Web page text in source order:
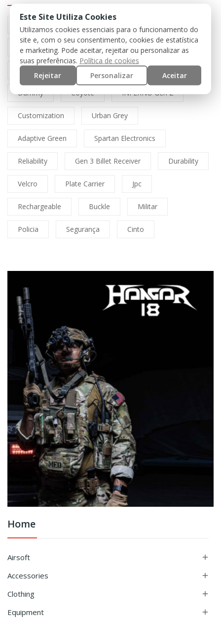
Preto Black
Multicam Mfh Boné Cordura
Lasercut Spitfire Direct Action
Dummy Coyote INFERNO Gen 2
Customization Urban Grey
Adaptive Green Spartan Electronics
Reliability Gen 3 Billet Receiver Durability
Velcro Plate Carrier Jpc
Rechargeable Buckle Militar
Policia Segurança Cinto
Home
Airsoft 
Accessories 
Clothing 
Equipment 
Este Site Utiliza Cookies
Utilizamos cookies essenciais para o funcionamento do
site e, com o seu consentimento, cookies de estatística
e marketing. Pode aceitar, rejeitar ou personalizar as
suas preferências. Política de cookies
Rejeitar
Personalizar Aceitar